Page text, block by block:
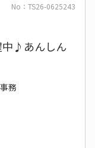
No：TS26-0625243
中♪あんしん
務